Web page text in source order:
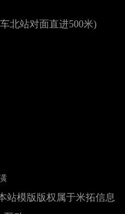
北站对面直进500米)
站模版版权属于米拓信息